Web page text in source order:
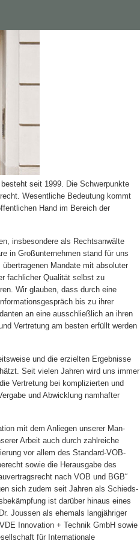
seit 1999. Die Schwerpunkte
Wesentliche Bedeutung kommt
Hand im Bereich der
insbesondere als Rechtsanwälte
in Großunternehmen stand für uns
Mandate mit absoluter
fachlicher Qualität selbst zu
Wir glauben, dass durch eine
bis zu ihrer
an eine ausschließlich an ihren
Vertretung am besten erfüllt werden
und die erzielten Ergebnisse
Seit vielen Jahren wird uns immer
Vertretung bei komplizierten und
und Abwicklung namhafter
mit dem Anliegen unserer Man-
Arbeit auch durch zahlreiche
vor allem des Standard-VOB-
sowie die Herausgabe des
nach VOB und BGB“
sich zudem seit Jahren als Schieds-
ist darüber hinaus eines
Joussen als ehemals langjähriger
Innovation + Technik GmbH sowie
für Internationale